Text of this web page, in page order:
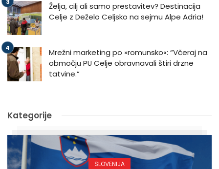
Želja, cilj ali samo prestavitev? Destinacija
Celje z Deželo Celjsko na sejmu Alpe Adria!
Mrežni marketing po »romunsko«: “Včeraj na
območju PU Celje obravnavali štiri drzne
tatvine.”
Kategorije
SLOVENIJA